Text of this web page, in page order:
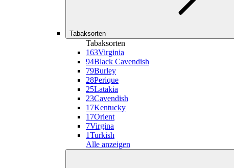
Tabaksorten
Tabaksorten
163Virginia
94Black Cavendish
79Burley
28Perique
25Latakia
23Cavendish
17Kentucky
17Orient
7Virgina
1Turkish
Alle anzeigen